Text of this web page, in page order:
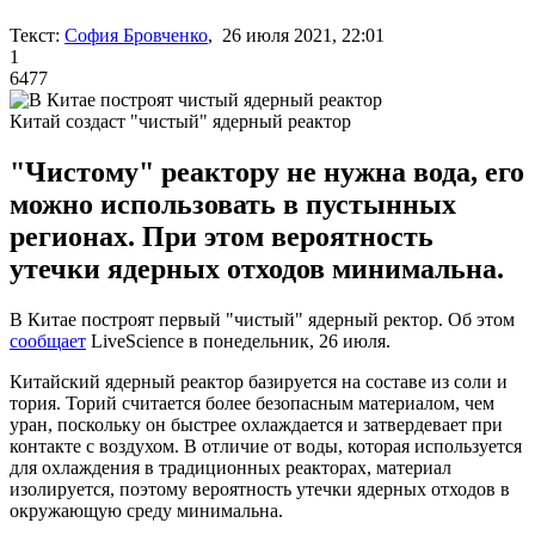
Текст: София Бровченко, 26 июля 2021, 22:01
1
6477
Китай создаст "чистый" ядерный реактор
"Чистому" реактору не нужна вода, его
можно использовать в пустынных
регионах. При этом вероятность
утечки ядерных отходов минимальна.
В Китае построят первый "чистый" ядерный ректор. Об этом
сообщает LiveScience в понедельник, 26 июля.
Китайский ядерный реактор базируется на составе из соли и
тория. Торий считается более безопасным материалом, чем
уран, поскольку он быстрее охлаждается и затвердевает при
контакте с воздухом. В отличие от воды, которая используется
для охлаждения в традиционных реакторах, материал
изолируется, поэтому вероятность утечки ядерных отходов в
окружающую среду минимальна.